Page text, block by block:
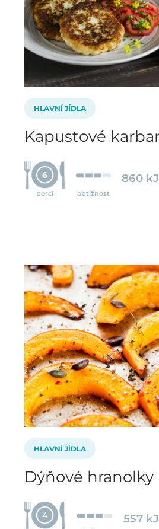
HLAVNÍ JÍDLA
Kapustové
6
porcí obtížnost
860
HLAVNÍ JÍDLA
Dýňové hranolky
4 557